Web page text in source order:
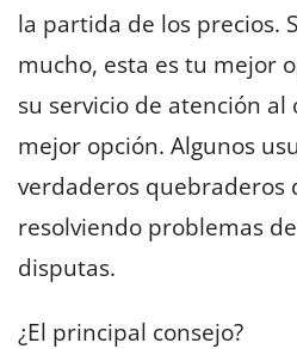
la partida de los precios.
mucho, esta es tu mejor
su servicio de atención al
mejor opción. Algunos
verdaderos quebraderos
resolviendo problemas
disputas.
¿El principal consejo?